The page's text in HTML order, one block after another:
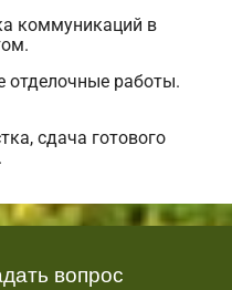
коммуникаций в
отделочные работы.
сдача готового
вопрос